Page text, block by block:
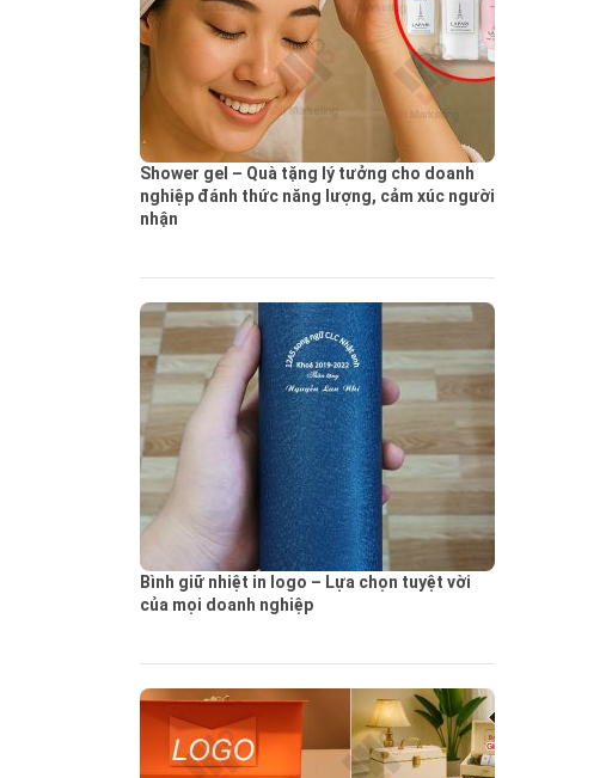
Shower gel – Quà tặng lý tưởng cho doanh
nghiệp đánh thức năng lượng, cảm xúc người
nhận
Bình giữ nhiệt in logo – Lựa chọn tuyệt vời
của mọi doanh nghiệp